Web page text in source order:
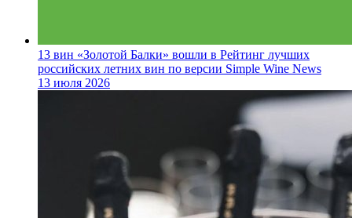
13 вин «Золотой Балки» вошли в Рейтинг лучших
российских летних вин по версии Simple Wine News
13 июля 2026